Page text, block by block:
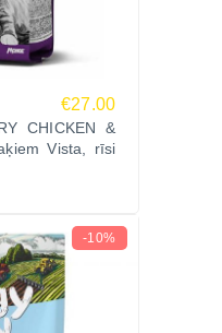
€27.00
CHICKEN &
Vista, rīsi
-10%